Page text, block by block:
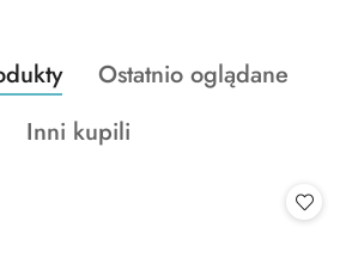
produktówProdukty
statusie:
Ostatnio oglądane
Produkty
Inni kupili